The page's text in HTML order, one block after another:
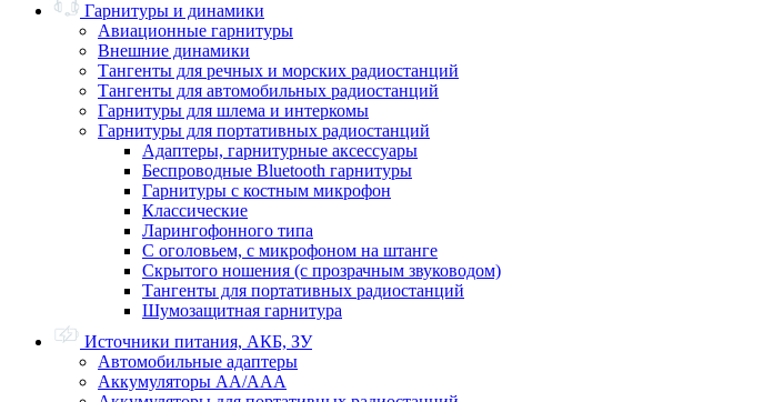
Гарнитуры и динамики
Авиационные гарнитуры
Внешние динамики
Тангенты для речных и морских радиостанций
Тангенты для автомобильных радиостанций
Гарнитуры для шлема и интеркомы
Гарнитуры для портативных радиостанций
Адаптеры, гарнитурные аксессуары
Беспроводные Bluetooth гарнитуры
Гарнитуры с костным микрофон
Классические
Ларингофонного типа
С оголовьем, с микрофоном на штанге
Скрытого ношения (с прозрачным звуководом)
Тангенты для портативных радиостанций
Шумозащитная гарнитура
Источники питания, АКБ, ЗУ
Автомобильные адаптеры
Аккумуляторы АА/ААА